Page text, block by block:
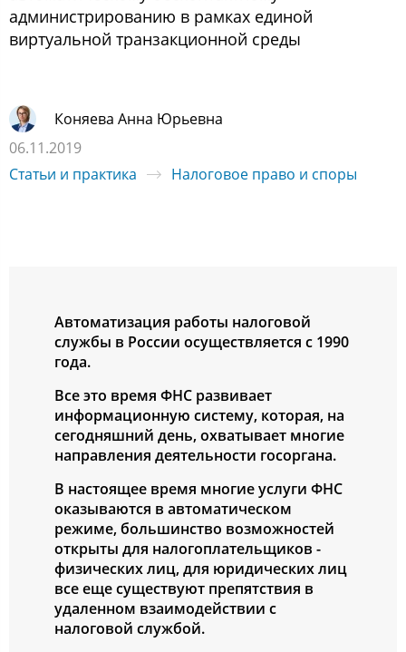
администрированию в рамках единой
виртуальной транзакционной среды
Коняева Анна Юрьевна
06.11.2019
Статьи и практика
Налоговое право и споры
Автоматизация работы налоговой
службы в России осуществляется с 1990
года.
Все это время ФНС развивает
информационную систему, которая, на
сегодняшний день, охватывает многие
направления деятельности госоргана.
В настоящее время многие услуги ФНС
оказываются в автоматическом
режиме, большинство возможностей
открыты для налогоплательщиков -
физических лиц, для юридических лиц
все еще существуют препятствия в
удаленном взаимодействии с
налоговой службой.